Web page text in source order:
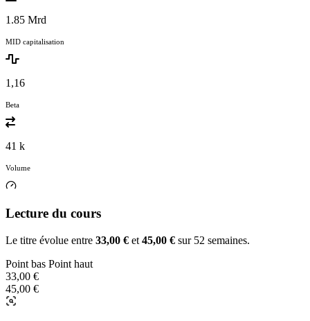
1.85 Mrd
MID capitalisation
1,16
Beta
41 k
Volume
Lecture du cours
Le titre évolue entre 33,00 € et 45,00 € sur 52 semaines.
Point bas Point haut
33,00 €
45,00 €